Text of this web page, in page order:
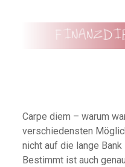
Carpe diem – warum
verschiedensten
nicht auf die lange
Bestimmt ist auch